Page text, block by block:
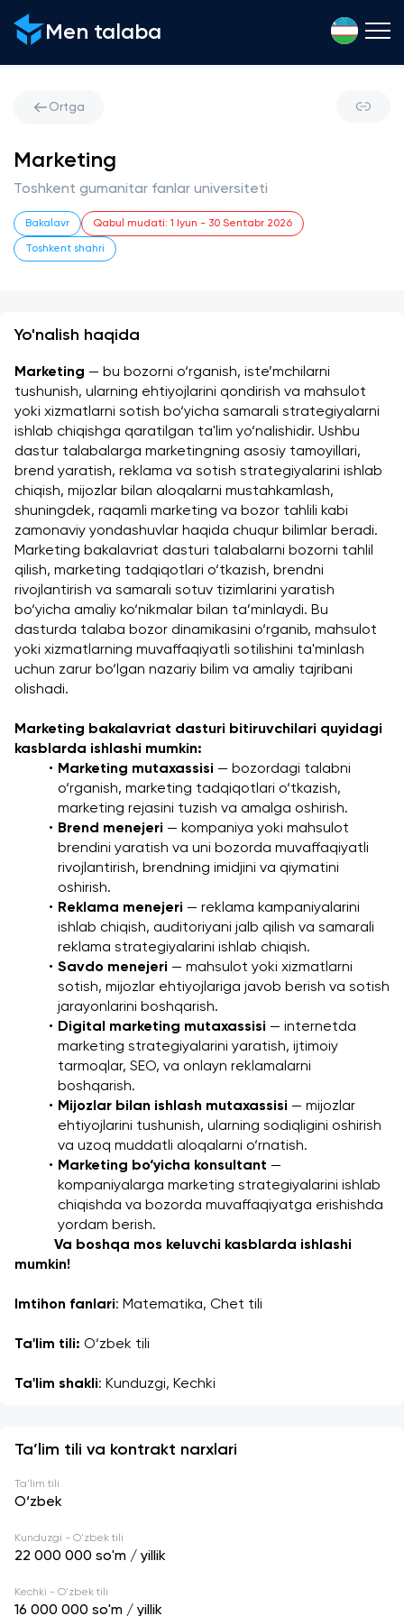
Men talaba
Ortga
Marketing
Toshkent gumanitar fanlar universiteti
Bakalavr Qabul mudati: 1 Iyun - 30 Sentabr 2026
Toshkent shahri
Yo'nalish haqida
Marketing — bu bozorni o‘rganish, iste’mchilarni
tushunish, ularning ehtiyojlarini qondirish va mahsulot
yoki xizmatlarni sotish bo‘yicha samarali strategiyalarni
ishlab chiqishga qaratilgan ta'lim yo‘nalishidir. Ushbu
dastur talabalarga marketingning asosiy tamoyillari,
brend yaratish, reklama va sotish strategiyalarini ishlab
chiqish, mijozlar bilan aloqalarni mustahkamlash,
shuningdek, raqamli marketing va bozor tahlili kabi
zamonaviy yondashuvlar haqida chuqur bilimlar beradi.
Marketing bakalavriat dasturi talabalarni bozorni tahlil
qilish, marketing tadqiqotlari o‘tkazish, brendni
rivojlantirish va samarali sotuv tizimlarini yaratish
bo‘yicha amaliy ko‘nikmalar bilan ta’minlaydi. Bu
dasturda talaba bozor dinamikasini o‘rganib, mahsulot
yoki xizmatlarning muvaffaqiyatli sotilishini ta'minlash
uchun zarur bo‘lgan nazariy bilim va amaliy tajribani
olishadi.
Marketing bakalavriat dasturi bitiruvchilari quyidagi
kasblarda ishlashi mumkin:
Marketing mutaxassisi — bozordagi talabni
o‘rganish, marketing tadqiqotlari o‘tkazish,
marketing rejasini tuzish va amalga oshirish.
Brend menejeri — kompaniya yoki mahsulot
brendini yaratish va uni bozorda muvaffaqiyatli
rivojlantirish, brendning imidjini va qiymatini
oshirish.
Reklama menejeri — reklama kampaniyalarini
ishlab chiqish, auditoriyani jalb qilish va samarali
reklama strategiyalarini ishlab chiqish.
Savdo menejeri — mahsulot yoki xizmatlarni
sotish, mijozlar ehtiyojlariga javob berish va sotish
jarayonlarini boshqarish.
Digital marketing mutaxassisi — internetda
marketing strategiyalarini yaratish, ijtimoiy
tarmoqlar, SEO, va onlayn reklamalarni
boshqarish.
Mijozlar bilan ishlash mutaxassisi — mijozlar
ehtiyojlarini tushunish, ularning sodiqligini oshirish
va uzoq muddatli aloqalarni o‘rnatish.
Marketing bo‘yicha konsultant —
kompaniyalarga marketing strategiyalarini ishlab
chiqishda va bozorda muvaffaqiyatga erishishda
yordam berish.
Va boshqa mos keluvchi kasblarda ishlashi
mumkin!
Imtihon fanlari: Matematika, Chet tili
Ta'lim tili: O‘zbek tili
Ta'lim shakli: Kunduzgi, Kechki
Ta’lim tili va kontrakt narxlari
Ta'lim tili
O‘zbek
Kunduzgi - O'zbek tili
22 000 000 so'm / yillik
Kechki - O'zbek tili
16 000 000 so'm / yillik